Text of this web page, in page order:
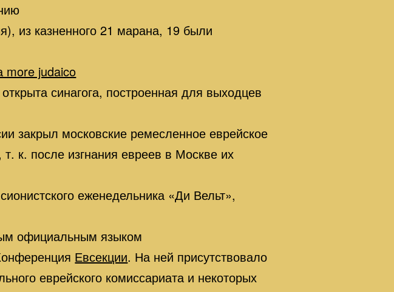
из казненного 21 марана, 19 были
more judaico
синагога, построенная для выходцев
закрыл московские ремесленное еврейское
к. после изгнания евреев в Москве их
еженедельника «Ди Вельт»,
официальным языком
Евсекции. На ней присутствовало
еврейского комиссариата и некоторых